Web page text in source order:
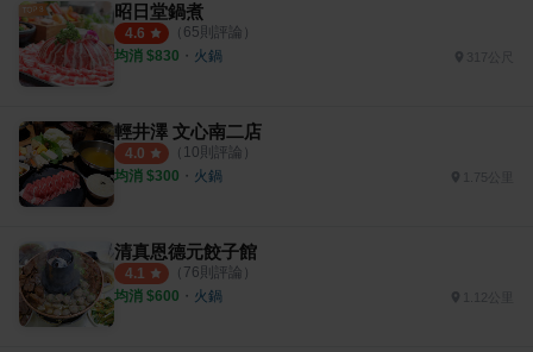
昭日堂鍋煮
4.6 （ 65則評論）
均消 $830 ・ 火鍋
輕井澤 文心南二店
4.0 （ 10則評論）
均消 $300 ・ 火鍋 1.75公里
清真恩德元餃子館
4.1 （ 76則評論）
均消 $600 ・ 火鍋